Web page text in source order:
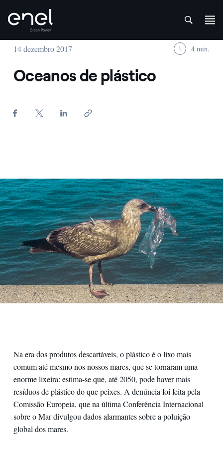
Skip to content
14 dezembro 2017 4 min.
Oceanos de plástico
Plastica in mare - Enel Green Power
Na era dos produtos descartáveis, o plástico é o lixo mais
comum até mesmo nos nossos mares, que se tornaram uma
enorme lixeira: estima-se que, até 2050, pode haver mais
resíduos de plástico do que peixes. A denúncia foi feita pela
Comissão Europeia, que na última Conferência Internacional
sobre o Mar divulgou dados alarmantes sobre a poluição
global dos mares.